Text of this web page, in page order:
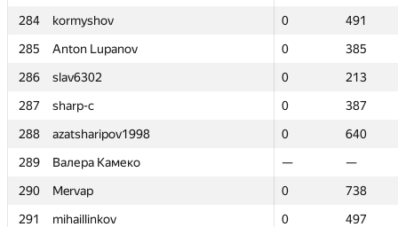
284
kormyshov 0
491
285
Anton Lupanov 0
385
286
slav6302 0
213
287
sharp-c 0
387
288
azatsharipov1998 0
640
289
Валера Камеко —
—
290
Mervap 0
738
291
mihaillinkov 0
497
284
kormyshov 0
491
285
Anton Lupanov 0
385
286
slav6302 0
213
287
sharp-c 0
387
288
azatsharipov1998 0
640
289
Валера Камеко —
—
290
Mervap 0
738
291
mihaillinkov 0
497